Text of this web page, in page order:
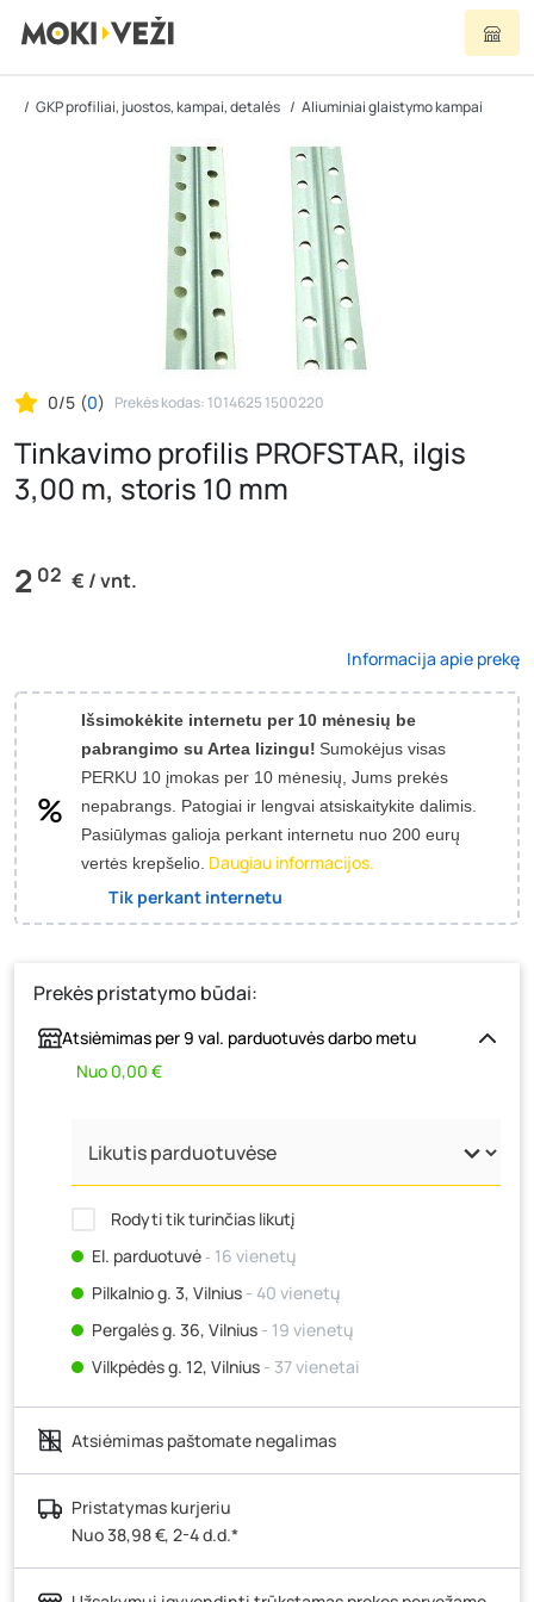
GKP profiliai, juostos, kampai, detalės Aliuminiai glaistymo kampai
0/5 (0) Prekės kodas: 1014625 1500220
Tinkavimo profilis PROFSTAR, ilgis
3,00 m, storis 10 mm
2 02 € / vnt.
Informacija apie prekę
Išsimokėkite internetu per 10 mėnesių be
pabrangimo su Artea lizingu! Sumokėjus visas
PERKU 10 įmokas per 10 mėnesių, Jums prekės
nepabrangs. Patogiai ir lengvai atsiskaitykite dalimis.
Pasiūlymas galioja perkant internetu nuo 200 eurų
vertės krepšelio. Daugiau informacijos.
Tik perkant internetu
Prekės pristatymo būdai:
Atsiėmimas per 9 val. parduotuvės darbo metu
Nuo 0,00 €
Rodyti tik turinčias likutį
El. parduotuvė‐ 16 vienetų
Pilkalnio g. 3, Vilnius - 40 vienetų
Pergalės g. 36, Vilnius - 19 vienetų
Vilkpėdės g. 12, Vilnius - 37 vienetai
Ateities g. 15, Vilnius- 82 vienetai
Kauno r., Narsiečių k., Vytauto g. 183, Kaunas
vienetų
Šilutės pl. 83A, Klaipėda
Pramonės g. 7, Šiauliai
Atsiėmimas paštomate negalimas
Pristatymas kurjeriu
Nuo 38,98 €, 2-4 d.d.*